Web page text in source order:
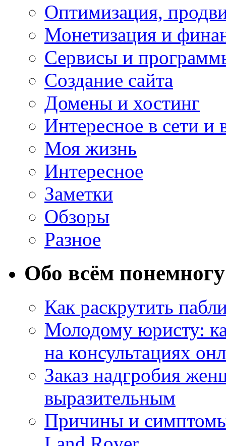
Оптимизация,
Монетизация и
Сервисы и
Создание сайта
Домены и хостинг
Интересное в сети и
Моя жизнь
Интересное
Заметки
Обзоры
Разное
Обо всём понемногу
Как раскрутить
Молодому юристу:
на консультациях
Заказ надгробия
выразительным
Причины и